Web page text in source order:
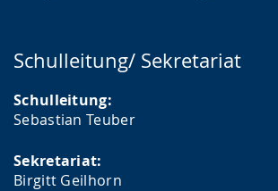
Schulleitung/ Sekretariat
Schulleitung:
Sebastian Teuber
Sekretariat:
Birgitt Geilhorn